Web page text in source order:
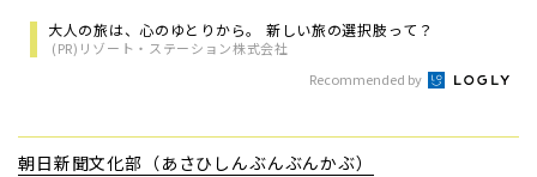
大人の旅は、心のゆとりから。 新しい旅の選択肢って？
(PR)リゾート・ステーション株式会社
Recommended by
朝日新聞文化部（あさひしんぶんぶんかぶ）